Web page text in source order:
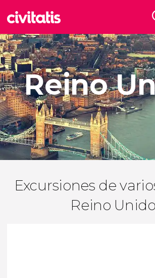
Reino
Excursiones de
Reino Unido